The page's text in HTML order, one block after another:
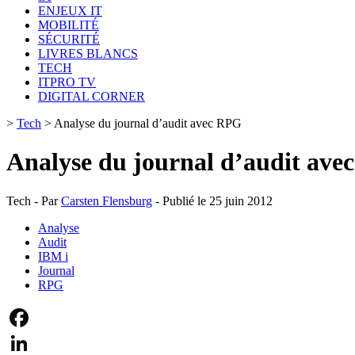
ENJEUX IT
MOBILITÉ
SÉCURITÉ
LIVRES BLANCS
TECH
ITPRO TV
DIGITAL CORNER
> Tech > Analyse du journal d’audit avec RPG
Analyse du journal d’audit
Tech - ParCarsten Flensburg - Publié le 25 juin 2012
Analyse
Audit
IBM i
Journal
RPG
Facebook